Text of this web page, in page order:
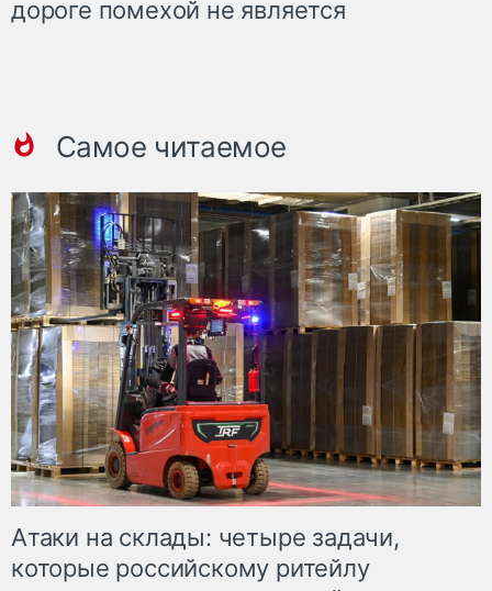
дороге помехой не является
Самое читаемое
Атаки на склады: четыре задачи,
которые российскому ритейлу